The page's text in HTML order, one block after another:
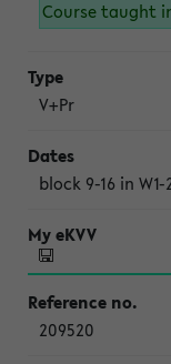
Course taught
V+Pr
block 9-16 in W1-
209520